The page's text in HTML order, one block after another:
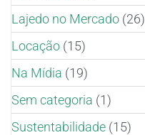
Lajedo no Mercado (26)
Locação (15)
Na Mídia (19)
Sem categoria (1)
Sustentabilidade (15)